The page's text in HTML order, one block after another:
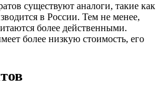
существуют аналоги, такие как
в России. Тем не менее,
более действенными.
более низкую стоимость, его